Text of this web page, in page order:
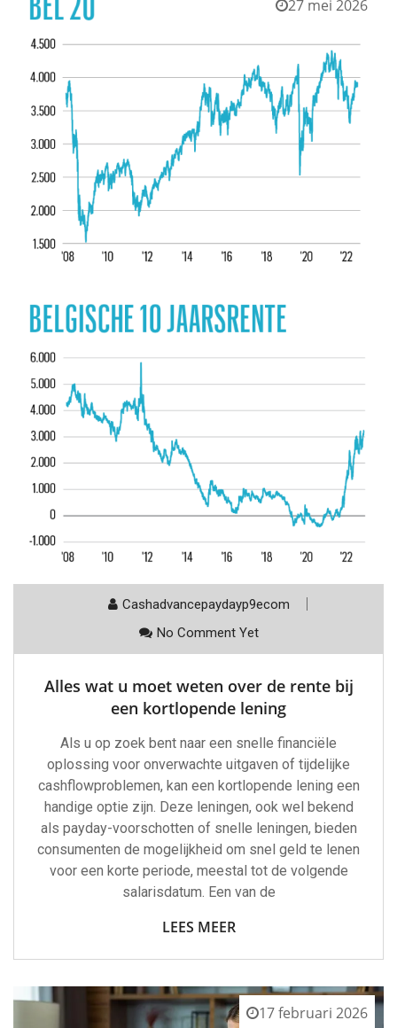
27 mei 2026
Cashadvancepaydayp9ecom
No Comment Yet
Alles wat u moet weten over de rente bij
een kortlopende lening
Als u op zoek bent naar een snelle financiële
oplossing voor onverwachte uitgaven of tijdelijke
cashflowproblemen, kan een kortlopende lening een
handige optie zijn. Deze leningen, ook wel bekend
als payday-voorschotten of snelle leningen, bieden
consumenten de mogelijkheid om snel geld te lenen
voor een korte periode, meestal tot de volgende
salarisdatum. Een van de
LEES MEER
17 februari 2026